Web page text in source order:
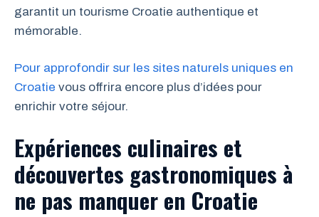
garantit un tourisme Croatie authentique et
mémorable.
Pour approfondir sur les sites naturels uniques en
Croatie vous offrira encore plus d’idées pour
enrichir votre séjour.
Expériences culinaires et
découvertes gastronomiques à
ne pas manquer en Croatie